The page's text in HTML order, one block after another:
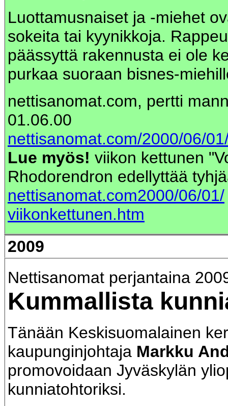
Luottamusnaiset ja -miehet
sokeita tai kyynikkoja.
päässyttä rakennusta ei ole
purkaa suoraan bisnes-
nettisanomat.com, pertti
01.06.00
nettisanomat.com/2000/06/
Lue myös! viikon kettunen
Rhodorendron edellyttää
nettisanomat.com2000/06/01/
viikonkettunen.htm
2009
Nettisanomat perjantaina
Kummallista
Tänään Keskisuomalainen
kaupunginjohtaja Markku
promovoidaan Jyväskylän
kunniatohtoriksi.